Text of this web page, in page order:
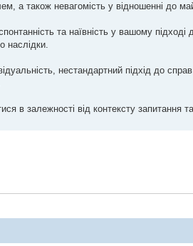
а також невагомість у відношенні до
та наївність у вашому підході
наслідки.
нестандартний підхід до
в залежності від контексту запитання